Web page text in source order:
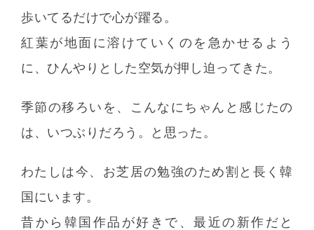
歩いてるだけで心が躍る。
紅葉が地面に溶けていくのを急かせるよう
に、ひんやりとした空気が押し迫ってきた。
季節の移ろいを、こんなにちゃんと感じたの
は、いつぶりだろう。と思った。
わたしは今、お芝居の勉強のため割と長く韓
国にいます。
昔から韓国作品が好きで、最近の新作だと